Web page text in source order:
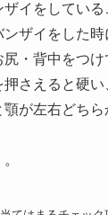
イをしている
ザイをした
・背中をつ
さえると硬い
が左右どち